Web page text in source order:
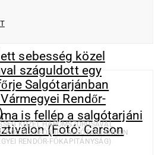
KÖZEL HÁROMSZOROSÁVAL
SOFŐRJE SALGÓTARJÁNBAN
RENDŐR-FŐKAPITÁNYSÁG)